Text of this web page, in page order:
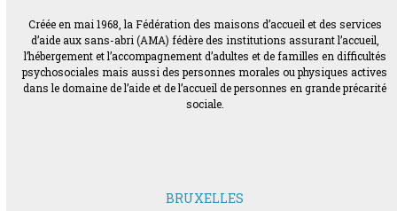
Créée en mai 1968, la Fédération des maisons d’accueil et des services
d’aide aux sans-abri (AMA) fédère des institutions assurant l’accueil,
l’hébergement et l’accompagnement d’adultes et de familles en difficultés
psychosociales mais aussi des personnes morales ou physiques actives
dans le domaine de l’aide et de l’accueil de personnes en grande précarité
sociale.
BRUXELLES